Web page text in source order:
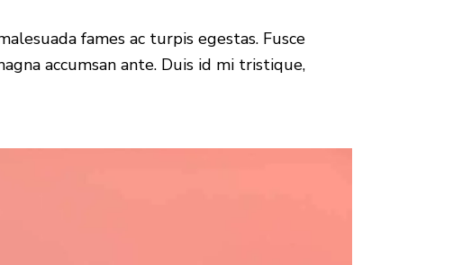
fames ac turpis egestas. Fusce
accumsan ante. Duis id mi tristique,